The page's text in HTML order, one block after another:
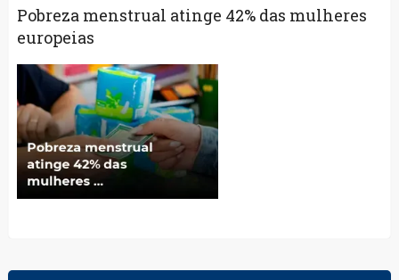
Pobreza menstrual atinge 42% das mulheres
europeias